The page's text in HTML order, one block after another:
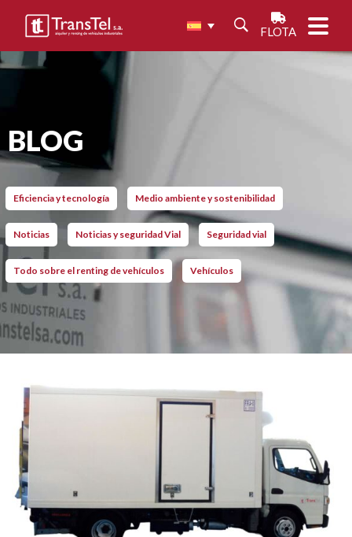
FLOTA
BLOG
Eficiencia y tecnología Medio ambiente y sostenibilidad
Noticias Noticias y seguridad Vial Seguridad vial
Todo sobre el renting de vehículos Vehículos